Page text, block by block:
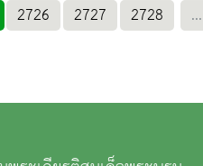
2726 2727 2728 ...